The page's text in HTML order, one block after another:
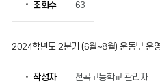
조회수 63
2024학년도 2분기 (6월~8월) 운동부 운
작성자 전곡고등학교 관리자